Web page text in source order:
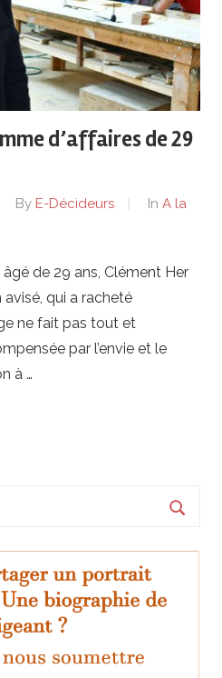
d’affaires de 29
By E-Décideurs In A la
de 29 ans, Clément Her
qui a racheté
ne fait pas tout et
par l’envie et le
à …